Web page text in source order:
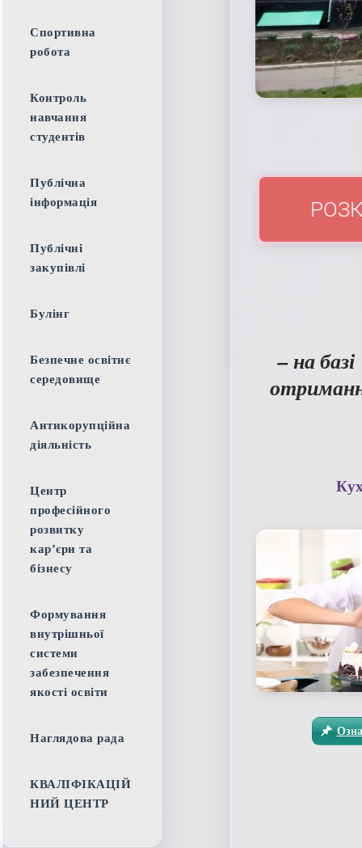
– на
Спортивна
робота
Контроль
навчання
студентів
Публічна
інформація
Публічні
закупівлі
Булінг
Безпечне освітнє
середовище
Антикорупційна
діяльність
Центр
професійного
розвитку
кар’єри та
бізнесу
Формування
внутрішньої
системи
забезпечення
якості освіти
Наглядова рада
КВАЛІФІКАЦІЙ
НИЙ ЦЕНТР